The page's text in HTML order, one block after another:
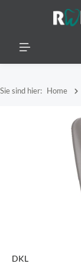
Sie sind hier: Home
DKL